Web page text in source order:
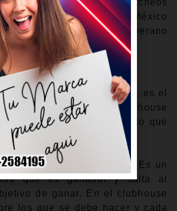
más al lanzador. En México
una postemporada en el verano
apreciar”.
al relevista dominicano, es el
se respira en el clubhouse
hay libertad de expresar lo que
de los jugadores.
caso a la presión. Es un
que es ganador y salta al
de ganar. En el clubhouse
los que se debe hacer y cada